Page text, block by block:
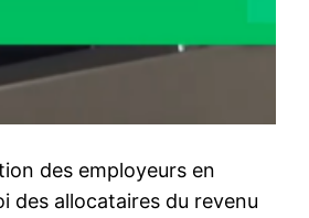
des employeurs en
des allocataires du revenu